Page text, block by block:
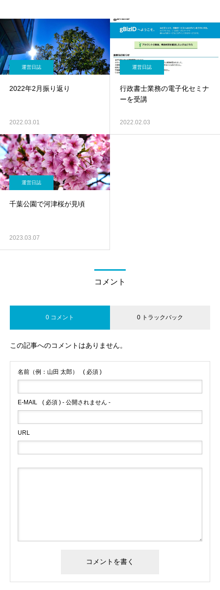
運営日誌
2022年2月振り返り
2022.03.01
運営日誌
行政書士業務の電子化セミナ
ーを受講
2022.02.03
運営日誌
千葉公園で河津桜が見頃
2023.03.07
コメント
0 コメント 0 トラックバック
この記事へのコメントはありません。
名前（例：山田 太郎） ( 必須 )
E-MAIL ( 必須 ) - 公開されません -
URL